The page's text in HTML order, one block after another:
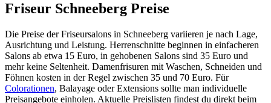
Friseur Schneeberg Preise
Die Preise der Friseursalons in Schneeberg variieren je nach Lage,
Ausrichtung und Leistung. Herrenschnitte beginnen in einfacheren
Salons ab etwa 15 Euro, in gehobenen Salons sind 35 Euro und
mehr keine Seltenheit. Damenfrisuren mit Waschen, Schneiden und
Föhnen kosten in der Regel zwischen 35 und 70 Euro. Für
Colorationen, Balayage oder Extensions sollte man individuelle
Preisangebote einholen. Aktuelle Preislisten findest du direkt beim